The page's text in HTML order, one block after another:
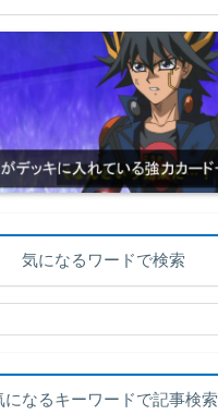
気になるワードで検索
になるキーワードで記事検索